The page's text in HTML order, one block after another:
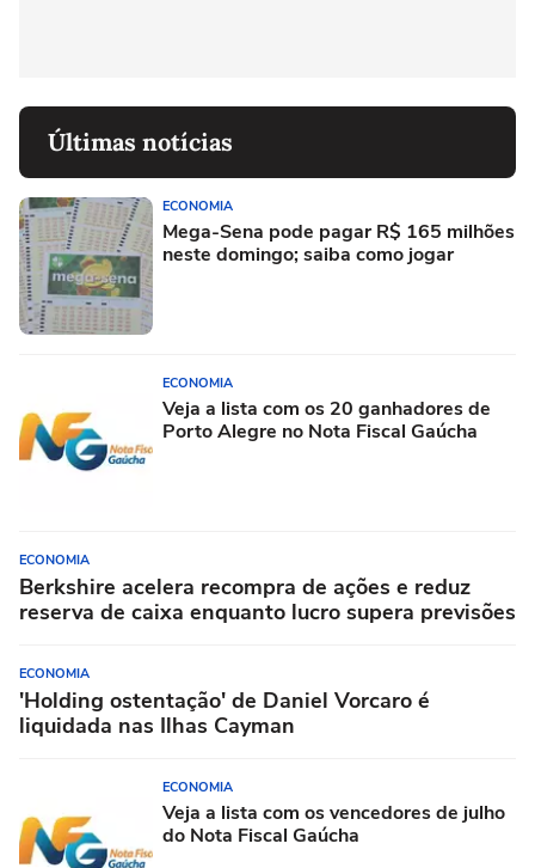
Últimas notícias
ECONOMIA
Mega-Sena pode pagar R$ 165 milhões
neste domingo; saiba como jogar
ECONOMIA
Veja a lista com os 20 ganhadores de
Porto Alegre no Nota Fiscal Gaúcha
ECONOMIA
Berkshire acelera recompra de ações e reduz
reserva de caixa enquanto lucro supera previsões
ECONOMIA
'Holding ostentação' de Daniel Vorcaro é
liquidada nas Ilhas Cayman
ECONOMIA
Veja a lista com os vencedores de julho
do Nota Fiscal Gaúcha